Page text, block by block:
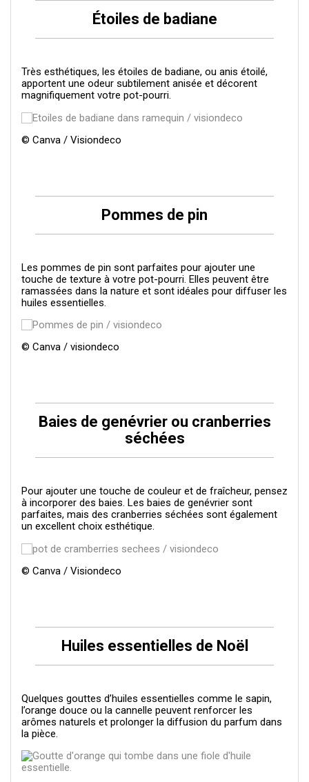
Étoiles de badiane
Très esthétiques, les étoiles de badiane, ou anis étoilé,
apportent une odeur subtilement anisée et décorent
magnifiquement votre pot-pourri.
© Canva / Visiondeco
Pommes de pin
Les pommes de pin sont parfaites pour ajouter une
touche de texture à votre pot-pourri. Elles peuvent être
ramassées dans la nature et sont idéales pour diffuser les
huiles essentielles.
© Canva / visiondeco
Baies de genévrier ou cranberries
séchées
Pour ajouter une touche de couleur et de fraîcheur, pensez
à incorporer des baies. Les baies de genévrier sont
parfaites, mais des cranberries séchées sont également
un excellent choix esthétique.
© Canva / Visiondeco
Huiles essentielles de Noël
Quelques gouttes d’huiles essentielles comme le sapin,
l’orange douce ou la cannelle peuvent renforcer les
arômes naturels et prolonger la diffusion du parfum dans
la pièce.